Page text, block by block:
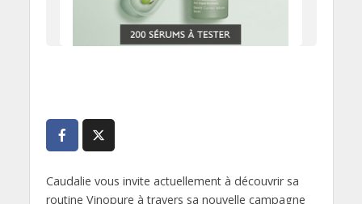
Caudalie vous invite actuellement à découvrir sa
routine Vinopure à travers sa nouvelle campagne